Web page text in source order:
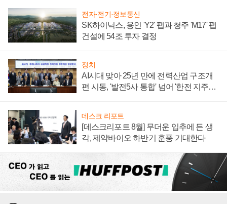
전자·전기·정보통신
SK하이닉스, 용인 'Y2' 팹과 청주 'M17' 팹
건설에 54조 투자 결정
정치
AI시대 맞아 25년 만에 전력산업 구조개
편 시동, '발전5사 통합' 넘어 '한전 지주사'
데스크 리포트
[데스크리포트 8월] 무더운 입추에 든 생
각, 제약바이오 하반기 훈풍 기대한다